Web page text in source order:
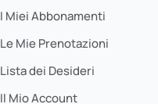
I Miei Abbonamenti
Le Mie Prenotazioni
Lista dei Desideri
Il Mio Account